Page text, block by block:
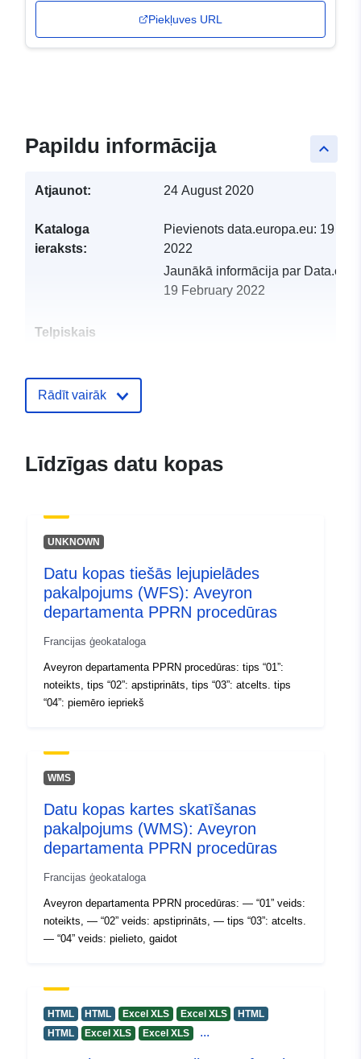
Piekļuves URL
keyboard_arrow_up
Papildu informācija
Atjaunot: 24 August 2020
Kataloga
ieraksts:
Pievienots data.europa.eu: 19
2022
Jaunākā informācija par
19 February 2022
Telpiskais
Identifikatori:
a5d9-4e15-9696-
4fa5-892a-bd0f1dd7260d
Tips:
Avoti:
http://inspire.ec.europa.eu/
Rādīt vairāk
Līdzīgas datu kopas
UNKNOWN
Datu kopas tiešās lejupielādes
pakalpojums (WFS): Aveyron
departamenta PPRN procedūras
Francijas ģeokataloga
Aveyron departamenta PPRN procedūras: tips “01”:
noteikts, tips “02”: apstiprināts, tips “03”: atcelts. tips
“04”: piemēro iepriekš
WMS
Datu kopas kartes skatīšanas
pakalpojums (WMS): Aveyron
departamenta PPRN procedūras
Francijas ģeokataloga
Aveyron departamenta PPRN procedūras: — “01” veids:
noteikts, — “02” veids: apstiprināts, — tips “03”: atcelts.
— “04” veids: pielieto, gaidot
HTML HTML Excel XLS Excel XLS
HTML
HTML
Excel XLS Excel XLS ...